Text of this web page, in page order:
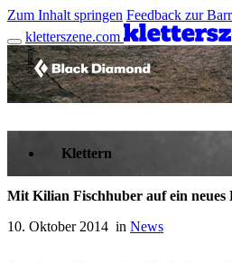
Zum Inhalt springen Feedback zur
kletterszene.com
Anzeige
Mit Kilian Fischhuber auf ein
10. Oktober 2014 in News
Klettern